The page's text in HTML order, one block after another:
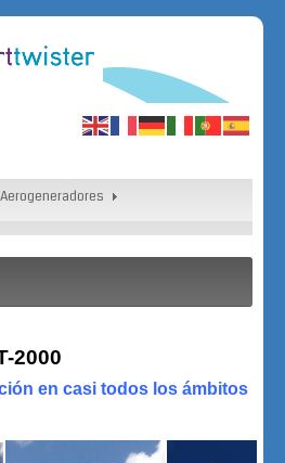
Aerogeneradores
2000
en casi todos los ámbitos